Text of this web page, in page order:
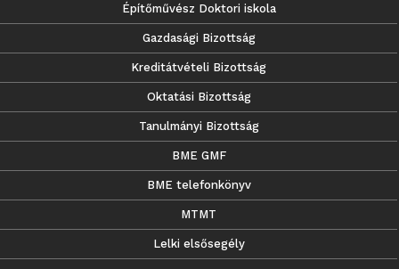
Építőművész Doktori iskola
Gazdasági Bizottság
Kreditátvételi Bizottság
Oktatási Bizottság
Tanulmányi Bizottság
BME GMF
BME telefonkönyv
MTMT
Lelki elsősegély